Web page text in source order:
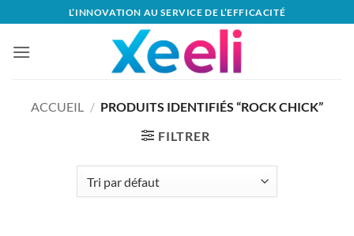
au
contenu
L’INNOVATION AU SERVICE DE L’EFFICACITÉ
ACCUEIL / PRODUITS IDENTIFIÉS “ROCK CHICK”
FILTRER